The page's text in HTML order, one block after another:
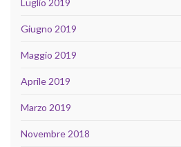
Giugno 2019
Maggio 2019
Aprile 2019
Marzo 2019
Novembre 2018